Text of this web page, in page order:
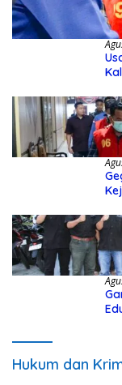
Hukum dan